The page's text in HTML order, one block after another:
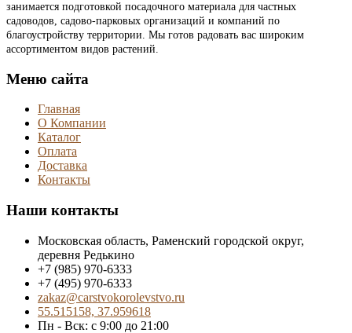
занимается подготовкой посадочного материала для частных
садоводов, садово-парковых организаций и компаний по
благоустройству территории. Мы готов радовать вас широким
ассортиментом видов растений.
Меню сайта
Главная
О Компании
Каталог
Оплата
Доставка
Контакты
Наши контакты
Московская область, Раменский городской округ,
деревня Редькино
+7 (985) 970-6333
+7 (495) 970-6333
zakaz@carstvokorolevstvo.ru
55.515158, 37.959618
Пн - Вск: с 9:00 до 21:00